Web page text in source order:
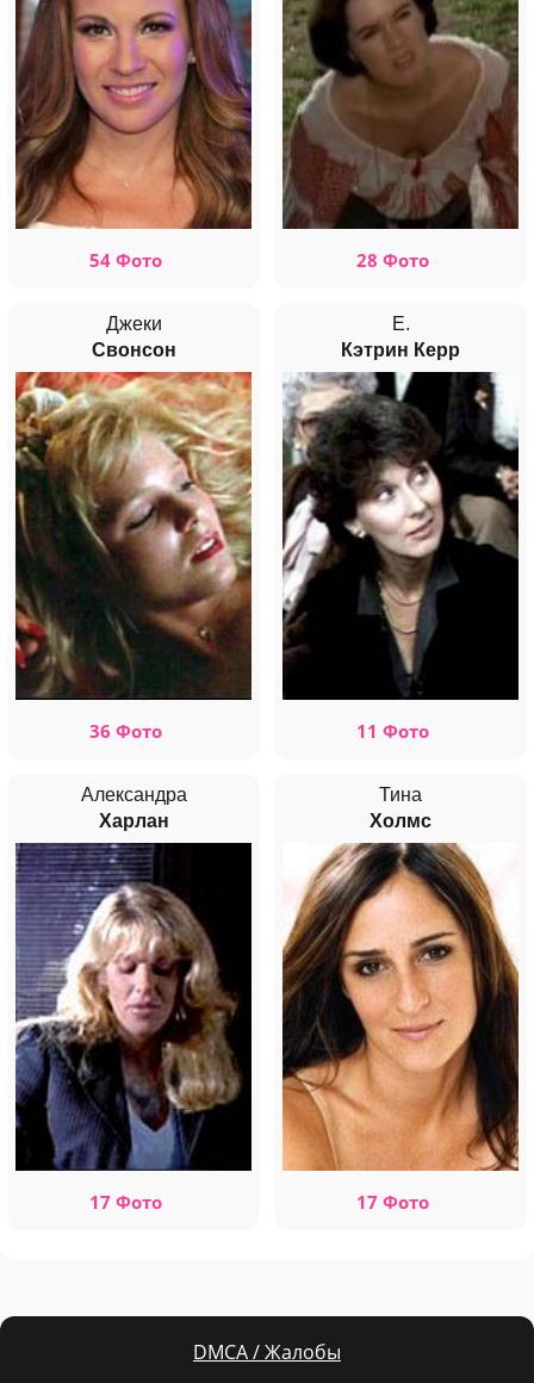
54 Фото 28 Фото
Джеки
Свонсон
36 Фото
E.
Кэтрин Керр
11 Фото
Александра
Харлан
17 Фото
Тина
Холмс
17 Фото
DMCA / Жалобы